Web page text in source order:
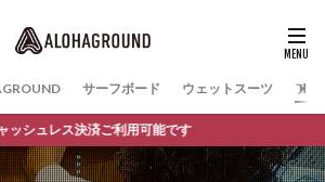
サーフボード ウェットスーツ ファ
利用可能です